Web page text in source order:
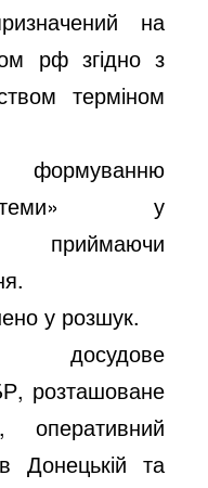
на
рф згідно з
терміном
формуванню
у
приймаючи
у розшук.
досудове
розташоване
та